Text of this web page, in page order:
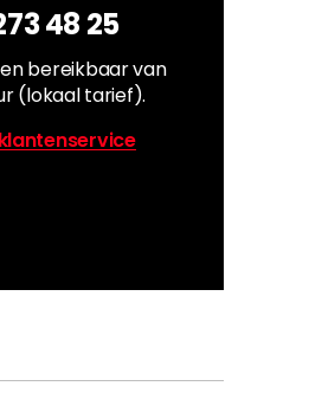
48 25
bereikbaar van
(lokaal tarief).
klantenservice